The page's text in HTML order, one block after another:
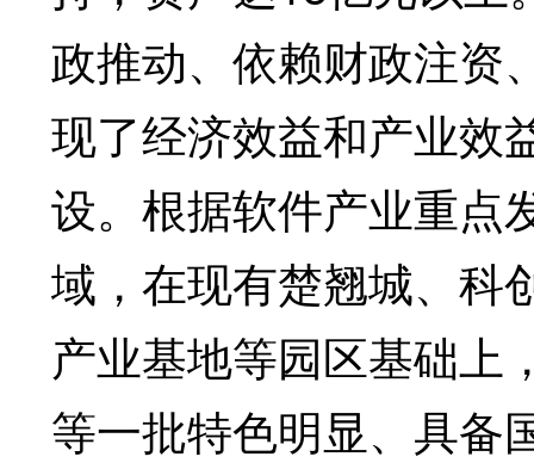
政推动、依赖财政注资
现了经济效益和产业效
设。根据软件产业重点
域，在现有楚翘城、科
产业基地等园区基础上
等一批特色明显、具备